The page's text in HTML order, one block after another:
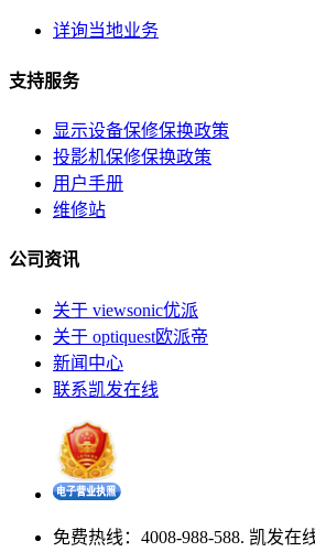
详询当地业务
支持服务
显示设备保修保换政策
投影机保修保换政策
用户手册
维修站
公司资讯
关于 viewsonic优派
关于 optiquest欧派帝
新闻中心
联系凯发在线
免费热线：4008-988-588. 凯发在